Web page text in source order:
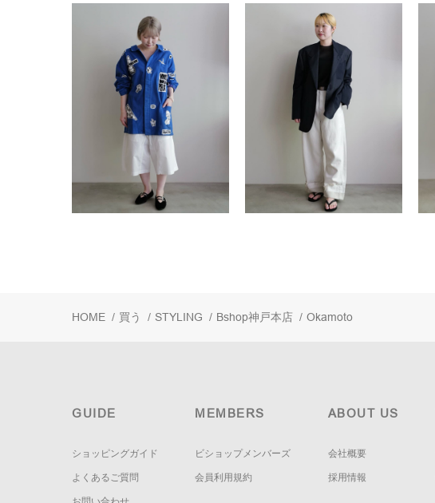
HOME / 買う / STYLING / Bshop神戸本店 / Okamoto
GUIDE
ショッピングガイド
よくあるご質問
MEMBERS
ビショップメンバーズ
会員利用規約
ABOUT US
会社概要
採用情報